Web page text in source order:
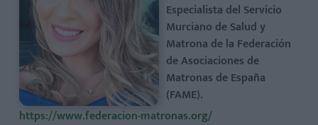
Especialista del Servicio
Murciano de Salud y
Matrona de la Federación
de Asociaciones de
Matronas de España
(FAME).
https://www.federacion-matronas.org/